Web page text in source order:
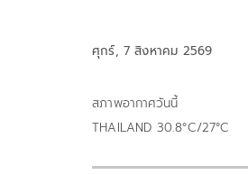
ศุกร์, 7 สิงหาคม 2569
สภาพอากาศวันนี้
THAILAND 30.8°C/27°C